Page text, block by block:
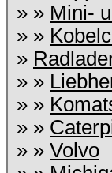
» » Mini-
» »
»
» »
» »
» »
» » Volvo